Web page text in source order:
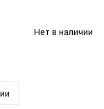
Нет в наличии